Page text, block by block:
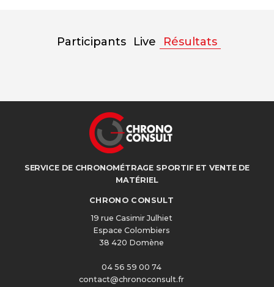
Participants Live Résultats
SERVICE DE CHRONOMÉTRAGE SPORTIF ET VENTE DE
MATÉRIEL
CHRONO CONSULT
19 rue Casimir Julhiet
Espace Colombiers
38 420 Domène
04 56 59 00 74
contact@chronoconsult.fr